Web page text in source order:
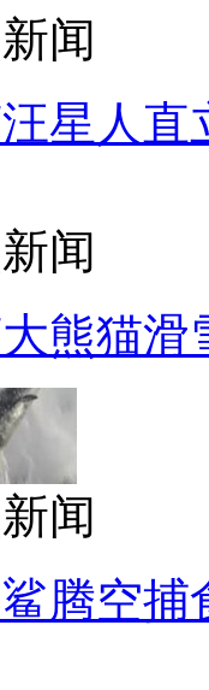
闻
星人直
闻
熊猫滑
闻
腾空捕